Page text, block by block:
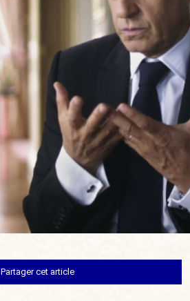
Partager cet article